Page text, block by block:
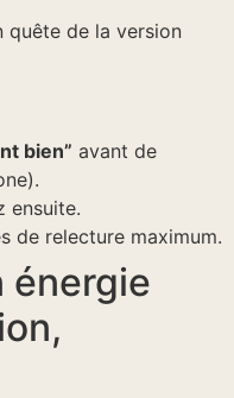
quête de la version
bien” avant de
ensuite.
de relecture maximum.
énergie